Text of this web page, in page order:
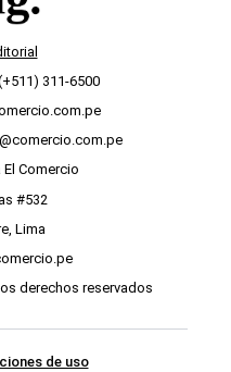
311-6500
Comercio
#532
Lima
derechos reservados
de uso